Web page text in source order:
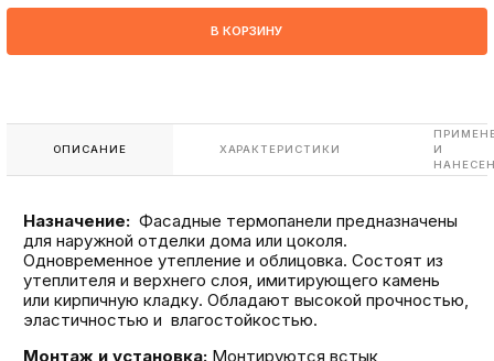
В КОРЗИНУ
ОПИСАНИЕ ХАРАКТЕРИСТИКИ
И
Назначение: Фасадные термопанели предназначены
для наружной отделки дома или цоколя.
Одновременное утепление и облицовка. Состоят из
утеплителя и верхнего слоя, имитирующего камень
или кирпичную кладку. Обладают высокой прочностью,
эластичностью и влагостойкостью.
Монтаж и установка: Монтируются встык